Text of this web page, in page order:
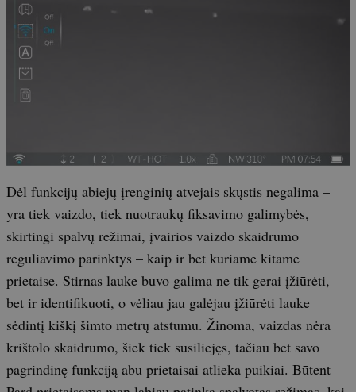
Dėl funkcijų abiejų įrenginių atvejais skųstis negalima –
yra tiek vaizdo, tiek nuotraukų fiksavimo galimybės,
skirtingi spalvų režimai, įvairios vaizdo skaidrumo
reguliavimo parinktys – kaip ir bet kuriame kitame
prietaise. Stirnas lauke buvo galima ne tik gerai įžiūrėti,
bet ir identifikuoti, o vėliau jau galėjau įžiūrėti lauke
sėdintį kiškį šimto metrų atstumu. Žinoma, vaizdas nėra
krištolo skaidrumo, šiek tiek susiliejęs, tačiau bet savo
pagrindinę funkciją abu prietaisai atlieka puikiai. Būtent